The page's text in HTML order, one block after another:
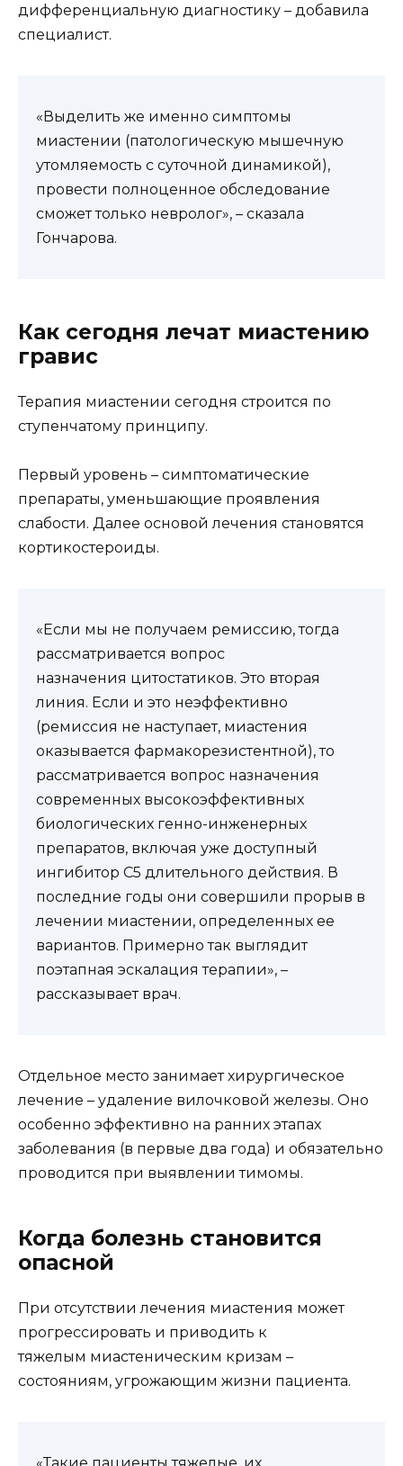
дифференциальную диагностику – добавила
специалист.
«Выделить же именно симптомы
миастении (патологическую мышечную
утомляемость с суточной динамикой),
провести полноценное обследование
сможет только невролог», – сказала
Гончарова.
Как сегодня лечат миастению
гравис
Терапия миастении сегодня строится по
ступенчатому принципу.
Первый уровень – симптоматические
препараты, уменьшающие проявления
слабости. Далее основой лечения становятся
кортикостероиды.
«Если мы не получаем ремиссию, тогда
рассматривается вопрос
назначения цитостатиков. Это вторая
линия. Если и это неэффективно
(ремиссия не наступает, миастения
оказывается фармакорезистентной), то
рассматривается вопрос назначения
современных высокоэффективных
биологических генно-инженерных
препаратов, включая уже доступный
ингибитор С5 длительного действия. В
последние годы они совершили прорыв в
лечении миастении, определенных ее
вариантов. Примерно так выглядит
поэтапная эскалация терапии», –
рассказывает врач.
Отдельное место занимает хирургическое
лечение – удаление вилочковой железы. Оно
особенно эффективно на ранних этапах
заболевания (в первые два года) и обязательно
проводится при выявлении тимомы.
Когда болезнь становится
опасной
При отсутствии лечения миастения может
прогрессировать и приводить к
тяжелым миастеническим кризам –
состояниям, угрожающим жизни пациента.